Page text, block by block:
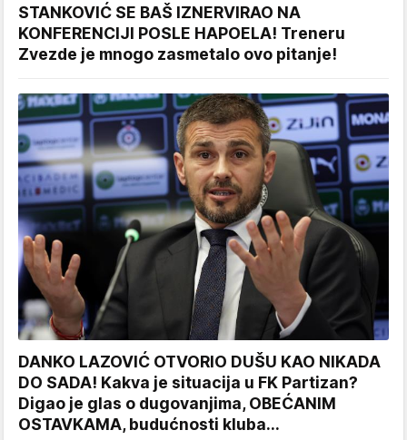
STANKOVIĆ SE BAŠ IZNERVIRAO NA
KONFERENCIJI POSLE HAPOELA! Treneru
Zvezde je mnogo zasmetalo ovo pitanje!
DANKO LAZOVIĆ OTVORIO DUŠU KAO NIKADA
DO SADA! Kakva je situacija u FK Partizan?
Digao je glas o dugovanjima, OBEĆANIM
OSTAVKAMA, budućnosti kluba...